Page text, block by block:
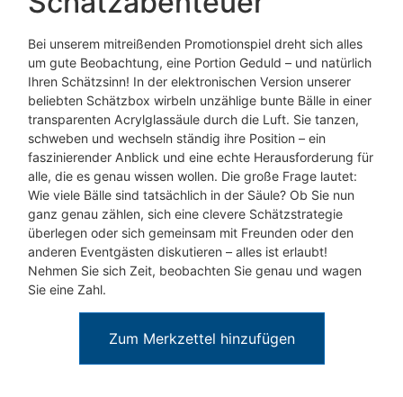
Bei unserem mitreißenden Promotionspiel dreht sich alles
um gute Beobachtung, eine Portion Geduld – und natürlich
Ihren Schätzsinn! In der elektronischen Version unserer
beliebten Schätzbox wirbeln unzählige bunte Bälle in einer
transparenten Acrylglassäule durch die Luft. Sie tanzen,
schweben und wechseln ständig ihre Position – ein
faszinierender Anblick und eine echte Herausforderung für
alle, die es genau wissen wollen. Die große Frage lautet:
Wie viele Bälle sind tatsächlich in der Säule? Ob Sie nun
ganz genau zählen, sich eine clevere Schätzstrategie
überlegen oder sich gemeinsam mit Freunden oder den
anderen Eventgästen diskutieren – alles ist erlaubt!
Nehmen Sie sich Zeit, beobachten Sie genau und wagen
Sie eine Zahl.
Zum Merkzettel hinzufügen